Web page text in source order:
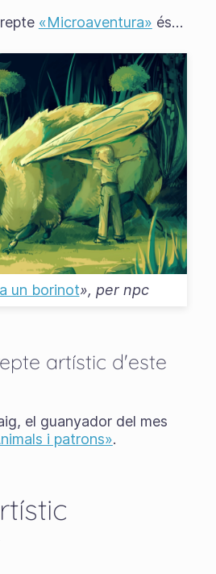
«Microaventura» és…
un borinot», per npc
artístic d'este
el guanyador del mes
i patrons».